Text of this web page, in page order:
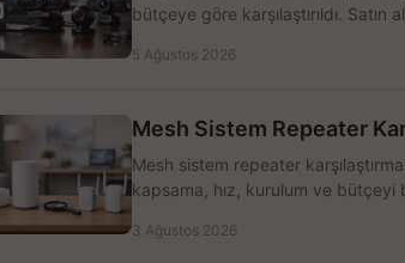
bütçeye göre karşılaştırıldı. Satın
5 Ağustos 2026
Mesh Sistem Repeater
Mesh sistem repeater
kapsama, hız, kurulum ve bütçeyi
3 Ağustos 2026